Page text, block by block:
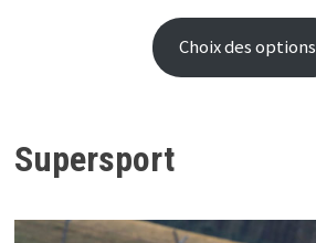
Choix des options
Supersport